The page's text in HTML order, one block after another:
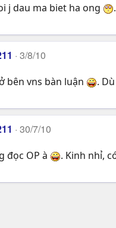
j dau ma biet ha ong
3/8/10
bên vns bàn luận .
30/7/10
đọc OP à . Kinh nhỉ,